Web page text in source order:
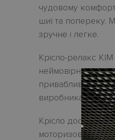
чудовому
шиї та попереку.
зручне і легке.
Крісло-релакс
неймовірно
привабливим для
виробника FAMA
Крісло доступне
моторизованого.